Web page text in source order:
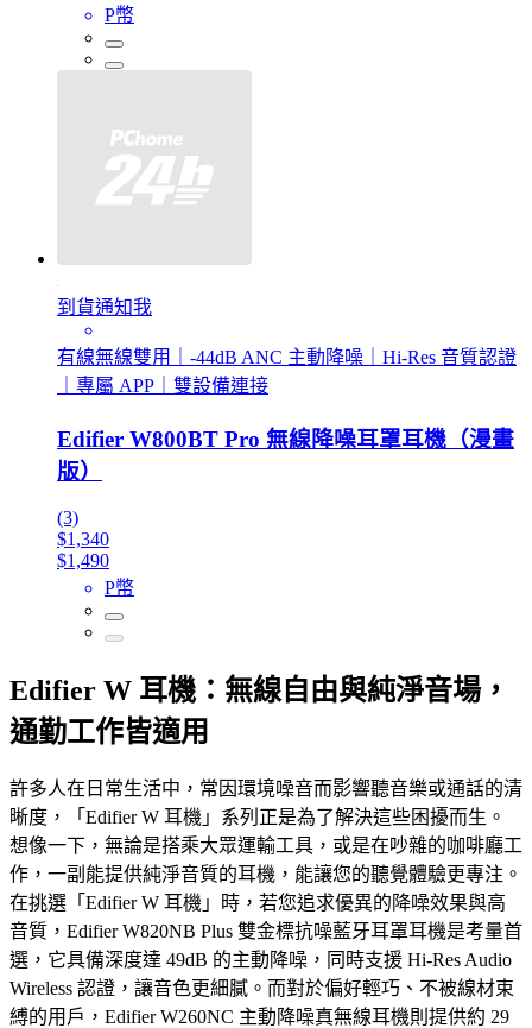
P幣
到貨通知我
有線無線雙用｜-44dB ANC 主動降噪｜Hi-Res 音質認證
｜專屬 APP｜雙設備連接
Edifier W800BT Pro 無線降噪耳罩耳機（漫畫
版）
(3)
$1,340
$1,490
P幣
Edifier W 耳機：無線自由與純淨音場，
通勤工作皆適用
許多人在日常生活中，常因環境噪音而影響聽音樂或通話的清
晰度，「Edifier W 耳機」系列正是為了解決這些困擾而生。
想像一下，無論是搭乘大眾運輸工具，或是在吵雜的咖啡廳工
作，一副能提供純淨音質的耳機，能讓您的聽覺體驗更專注。
在挑選「Edifier W 耳機」時，若您追求優異的降噪效果與高
音質，Edifier W820NB Plus 雙金標抗噪藍牙耳罩耳機是考量首
選，它具備深度達 49dB 的主動降噪，同時支援 Hi-Res Audio
Wireless 認證，讓音色更細膩。而對於偏好輕巧、不被線材束
縛的用戶，Edifier W260NC 主動降噪真無線耳機則提供約 29